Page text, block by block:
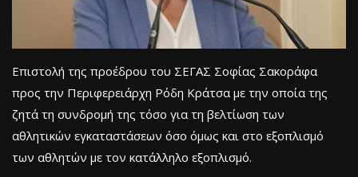
Επιστολή της προέδρου του ΣΕΓΑΣ Σοφίας Σακοράφα
προς την Περιφερειάρχη Ρόδη Κράτσα με την οποία της
ζητά τη συνδρομή της τόσο για τη βελτίωση των
αθλητικών εγκαταστάσεων όσο όμως και στο εξοπλισμό
των αθλητών με τον κατάλληλο εξοπλισμό.